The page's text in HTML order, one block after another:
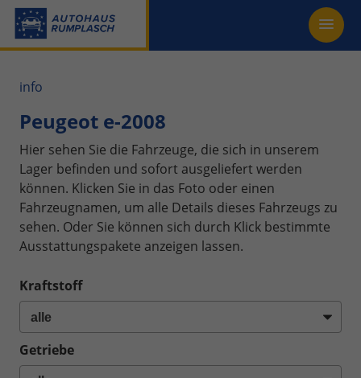
info
Peugeot e-2008
Hier sehen Sie die Fahrzeuge, die sich in unserem
Lager befinden und sofort ausgeliefert werden
können. Klicken Sie in das Foto oder einen
Fahrzeugnamen, um alle Details dieses Fahrzeugs zu
sehen. Oder Sie können sich durch Klick bestimmte
Ausstattungspakete anzeigen lassen.
Kraftstoff
Getriebe